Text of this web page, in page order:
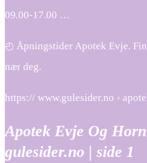
09.00-17.00 …
◴ Åpningstider Apotek Evje.
nær deg.
https:// www.gulesider.no ›
Apotek Evje Og
gulesider.no | side 1